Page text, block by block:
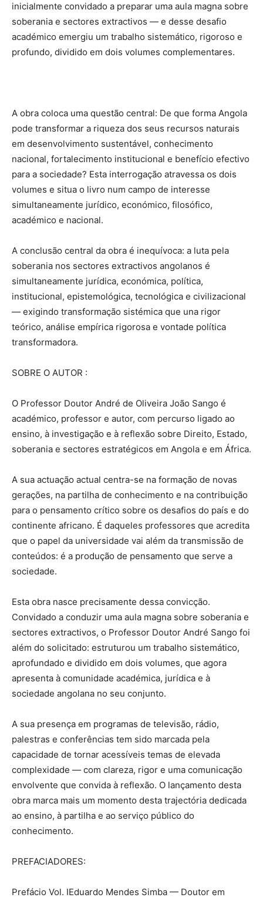
inicialmente convidado a preparar uma aula magna sobre
soberania e sectores extractivos — e desse desafio
académico emergiu um trabalho sistemático, rigoroso e
profundo, dividido em dois volumes complementares.
A obra coloca uma questão central: De que forma Angola
pode transformar a riqueza dos seus recursos naturais
em desenvolvimento sustentável, conhecimento
nacional, fortalecimento institucional e benefício efectivo
para a sociedade? Esta interrogação atravessa os dois
volumes e situa o livro num campo de interesse
simultaneamente jurídico, económico, filosófico,
académico e nacional.
A conclusão central da obra é inequívoca: a luta pela
soberania nos sectores extractivos angolanos é
simultaneamente jurídica, económica, política,
institucional, epistemológica, tecnológica e civilizacional
— exigindo transformação sistémica que una rigor
teórico, análise empírica rigorosa e vontade política
transformadora.
SOBRE O AUTOR :
O Professor Doutor André de Oliveira João Sango é
académico, professor e autor, com percurso ligado ao
ensino, à investigação e à reflexão sobre Direito, Estado,
soberania e sectores estratégicos em Angola e em África.
A sua actuação actual centra-se na formação de novas
gerações, na partilha de conhecimento e na contribuição
para o pensamento crítico sobre os desafios do país e do
continente africano. É daqueles professores que acredita
que o papel da universidade vai além da transmissão de
conteúdos: é a produção de pensamento que serve a
sociedade.
Esta obra nasce precisamente dessa convicção.
Convidado a conduzir uma aula magna sobre soberania e
sectores extractivos, o Professor Doutor André Sango foi
além do solicitado: estruturou um trabalho sistemático,
aprofundado e dividido em dois volumes, que agora
apresenta à comunidade académica, jurídica e à
sociedade angolana no seu conjunto.
A sua presença em programas de televisão, rádio,
palestras e conferências tem sido marcada pela
capacidade de tornar acessíveis temas de elevada
complexidade — com clareza, rigor e uma comunicação
envolvente que convida à reflexão. O lançamento desta
obra marca mais um momento desta trajectória dedicada
ao ensino, à partilha e ao serviço público do
conhecimento.
PREFACIADORES:
Prefácio Vol. IEduardo Mendes Simba — Doutor em